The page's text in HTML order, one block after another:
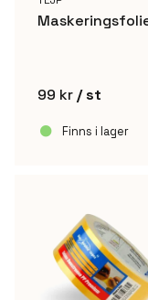
99 kr / st
Finns i lager